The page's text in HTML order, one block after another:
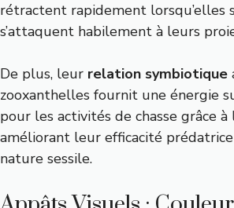
rétractent rapidement lorsqu’elles
s’attaquent habilement à leurs
De plus, leur relation symbiotique
zooxanthelles fournit une énergie
pour les activités de chasse grâce
améliorant leur efficacité
nature sessile.